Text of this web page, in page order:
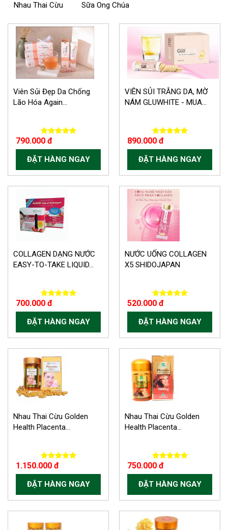
Nhau Thai Cừu Sữa Ong Chúa
Viên Sủi Đẹp Da Chống
Lão Hóa Again...
790.000 đ
ĐẶT HÀNG NGAY
VIÊN SỦI TRẮNG DA, MỜ
NÁM GLUWHITE - MUA...
890.000 đ
ĐẶT HÀNG NGAY
COLLAGEN DẠNG NƯỚC
EASY-TO-TAKE LIQUID...
700.000 đ
ĐẶT HÀNG NGAY
NƯỚC UỐNG COLLAGEN
X5 SHIDOJAPAN
520.000 đ
ĐẶT HÀNG NGAY
Nhau Thai Cừu Golden
Health Placenta...
1.150.000 đ
ĐẶT HÀNG NGAY
-150.000 VND
Nhau Thai Cừu Golden
Health Placenta...
750.000 đ
ĐẶT HÀNG NGAY